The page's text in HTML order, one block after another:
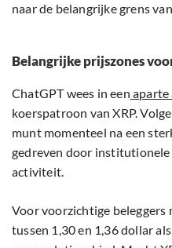
naar de belangrijke grens
Belangrijke prijszones
ChatGPT wees in een aparte
koerspatroon van XRP.
munt momenteel na een
gedreven door institutionele
activiteit.
Voor voorzichtige beleggers
tussen 1,30 en 1,36 dollar